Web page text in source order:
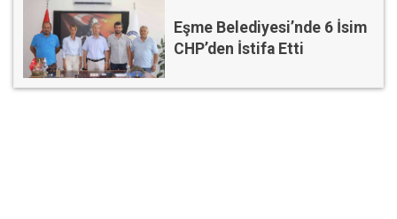
Eşme Belediyesi’nde 6 İsim
CHP’den İstifa Etti